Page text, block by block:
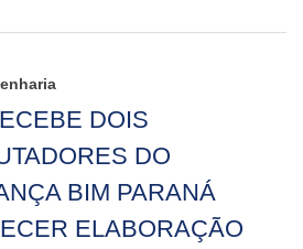
DOIS
DO
BIM PARANÁ
ELABORAÇÃO